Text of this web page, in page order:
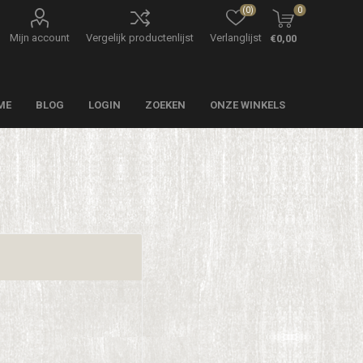
Mijn account Vergelijk productenlijst Verlanglijst
(0) 0
€0,00
BLOG LOGIN ZOEKEN ONZE WINKELS